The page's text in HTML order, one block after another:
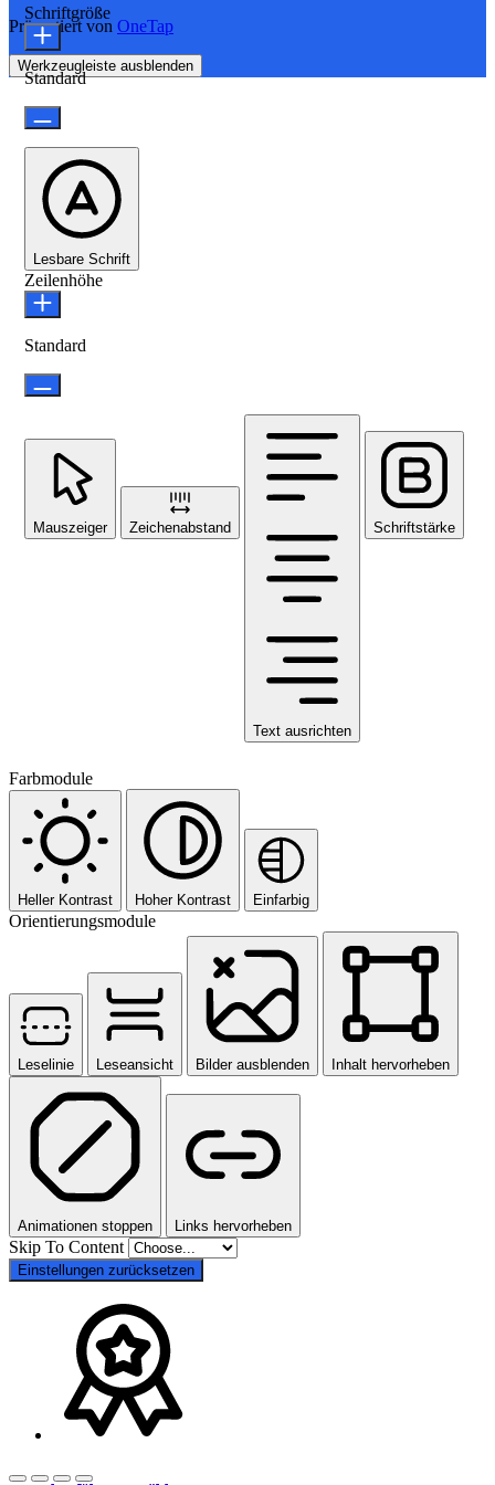
Präsentiert von OneTap
Werkzeugleiste ausblenden
Schriftgröße
Standard
Lesbare Schrift
Zeilenhöhe
Standard
Mauszeiger Zeichenabstand
Text ausrichten
Schriftstärke
Farbmodule
Heller Kontrast Hoher Kontrast Einfarbig
Orientierungsmodule
Leselinie Leseansicht Bilder ausblenden Inhalt hervorheben
Animationen stoppen Links hervorheben
Skip To Content
Einstellungen zurücksetzen